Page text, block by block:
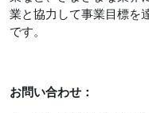
業と協力して事業目標を
です。
お問い合わせ：